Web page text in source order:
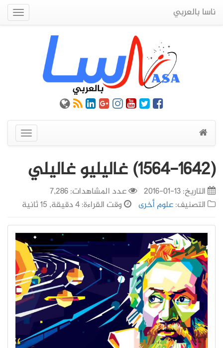
ناسا بالعربي
عرض
القائمة
(1564-1642) غاليليو غاليلي
التاريخ:13-01-2016
عدد المشاهدات: 7,286
التصنيف:علوم أخرى وقت القراءة: 4 دقيقة, 15 ثانية